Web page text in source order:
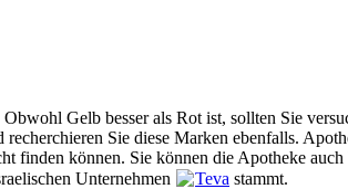
Gelb besser als Rot ist, sollten Sie
Sie diese Marken ebenfalls.
finden können. Sie können die Apotheke
Unternehmen
Teva stammt.